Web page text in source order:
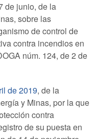
de junio, de la
sobre las
de control de
contra incendios en
núm. 124, de 2 de
de 2019, de la
y Minas, por la que
contra
de su puesta en